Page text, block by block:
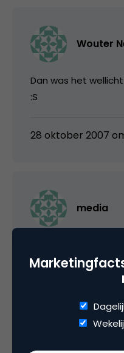
Wouter
Dan was het
:S
28 oktober 2007
media
hoor ik graag wie
28 oktober 2007 om